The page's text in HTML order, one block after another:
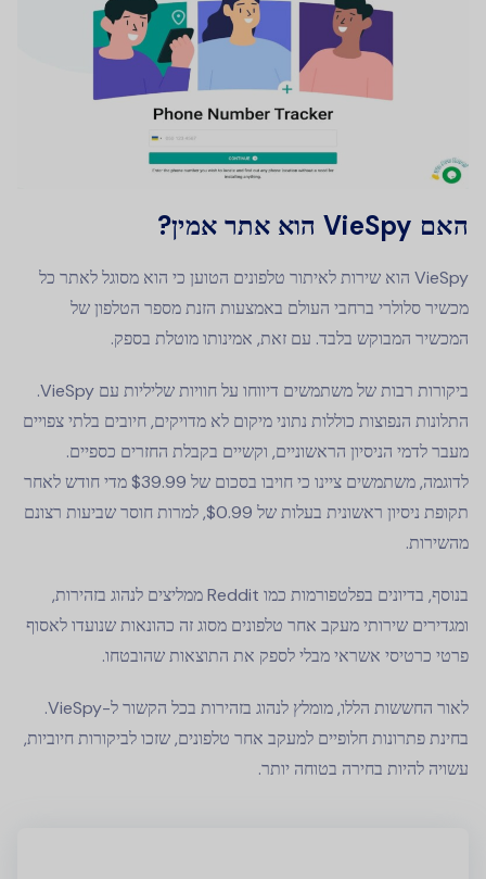
האם VieSpy הוא אתר אמין?
VieSpy הוא שירות לאיתור טלפונים הטוען כי הוא מסוגל לאתר כל
מכשיר סלולרי ברחבי העולם באמצעות הזנת מספר הטלפון של
המכשיר המבוקש בלבד. עם זאת, אמינותו מוטלת בספק.
ביקורות רבות של משתמשים דיווחו על חוויות שליליות עם VieSpy.
התלונות הנפוצות כוללות נתוני מיקום לא מדויקים, חיובים בלתי צפויים
מעבר לדמי הניסיון הראשוניים, וקשיים בקבלת החזרים כספיים.
לדוגמה, משתמשים ציינו כי חויבו בסכום של $39.99 מדי חודש לאחר
תקופת ניסיון ראשונית בעלות של $0.99, למרות חוסר שביעות רצונם
מהשירות.
בנוסף, בדיונים בפלטפורמות כמו Reddit ממליצים לנהוג בזהירות,
ומגדירים שירותי מעקב אחר טלפונים מסוג זה כהונאות שנועדו לאסוף
פרטי כרטיסי אשראי מבלי לספק את התוצאות שהובטחו.
לאור החששות הללו, מומלץ לנהוג בזהירות בכל הקשור ל-VieSpy.
בחינת פתרונות חלופיים למעקב אחר טלפונים, שזכו לביקורות חיוביות,
עשויה להיות בחירה בטוחה יותר.